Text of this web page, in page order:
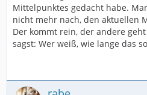
Mittelpunktes gedacht habe.
nicht mehr nach, den aktuellen
Der kommt rein, der andere
sagst: Wer weiß, wie lange das